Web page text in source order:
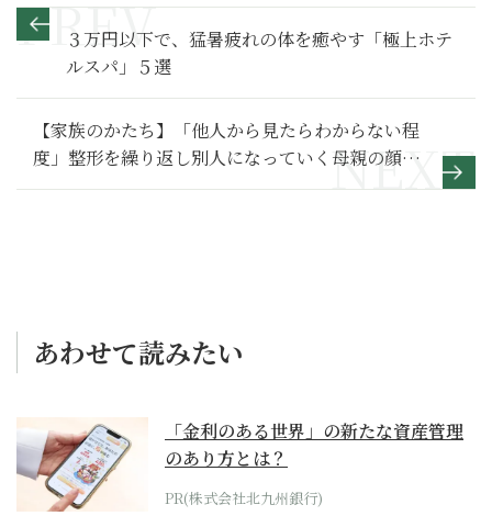
３万円以下で、猛暑疲れの体を癒やす「極上ホテ
ルスパ」５選
【家族のかたち】「他人から見たらわからない程
度」整形を繰り返し別人になっていく母親の顔～
その２～
あわせて読みたい
「金利のある世界」の新たな資産管理
のあり方とは？
PR(株式会社北九州銀行)